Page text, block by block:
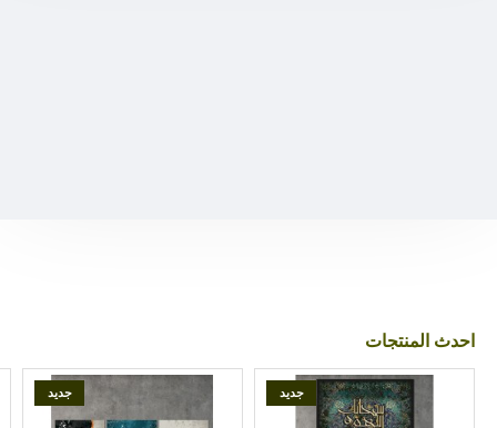
احدث المنتجات
جديد جديد